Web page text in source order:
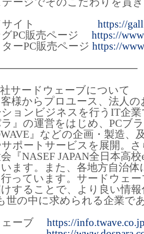
ドサイト https://
グPC販売ページ https://
ーPC販売ページ https://
サードウェーブについて
様からプロユース、法人
ョンビジネスを行うIT企
ラ』の運営をはじめ、PCブ
』などの企画・製造
サポートサービスを展開。
『NASEF JAPAN全日本高
ます。また、各地方自治
っています。サードウェ
することで、より良い情
世の中に求められる企業で
ェーブ https://